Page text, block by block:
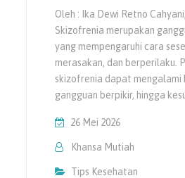
Oleh : Ika Dewi Retno
Skizofrenia merupakan
yang mempengaruhi cara
merasakan, dan berperilaku.
skizofrenia dapat mengalami
gangguan berpikir, hingga
26 Mei 2026
Khansa Mutiah
Tips Kesehatan